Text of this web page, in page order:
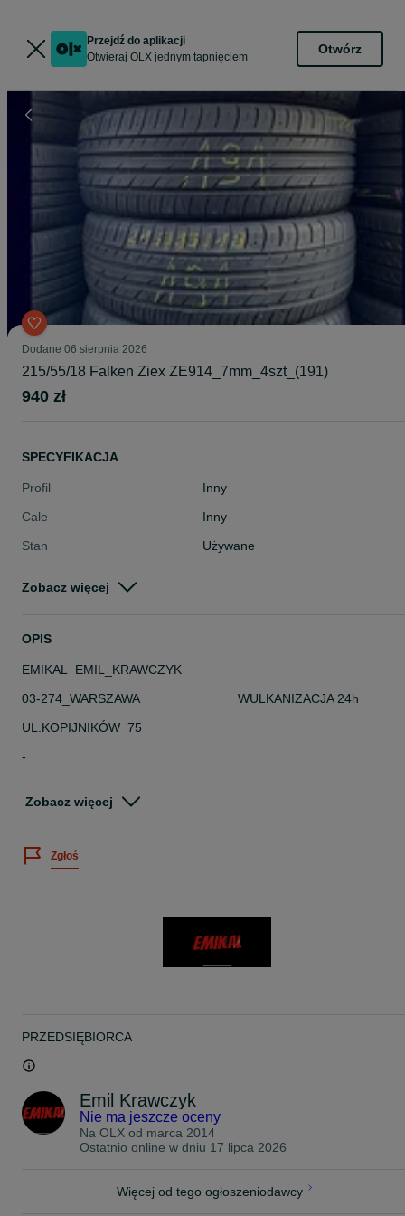
Przejdź do aplikacji
Otwieraj OLX jednym tapnięciem
Otwórz
Dodane 06 sierpnia 2026
215/55/18 Falken Ziex ZE914_7mm_4szt_(191)
940 zł
SPECYFIKACJA
Profil
Inny
Cale
Inny
Stan
Używane
Szerokość
Zobacz więcej
OPIS
EMIKAL EMIL_KRAWCZYK
03-274_WARSZAWA WULKANIZACJA 24h
UL.KOPIJNIKÓW 75
-
DANE TECHNICZNE
PRODUCENT : Falken
MODEL : Ziex ZE914
NOŚNOŚĆ : 95
UWAGI : Letnie !
BARDZO PROSIMY O KONTAKT TELEFONICZNY W CELU
UZYSKANIA ODPOWIEDZI NA PAŃSTWA PYTANIA, PONIEWAŻ
OTRZYMUJEMY CODZIENNIE BARDZO DUŻO WIADOMOŚCI I
NIE NA KAŻDĄ JESTEŚMY W STANIE ODPISAĆ ZE WZGLĘDU
POZOSTAŁE OBOWIĄZKI.
ZAPRASZAM PO ODBIÓR I BEZPŁATNY MONTAŻ
OPON 24 GODZINY NA DOBĘ 7 DNI W TYGODNIU W
TEL: 5 1 2 - 9 6 5 - 9 0 4
Zobacz więcej
Zgłoś
PRZEDSIĘBIORCA
Emil Krawczyk
Nie ma jeszcze oceny
Na OLX od marca 2014
Ostatnio online w dniu 17 lipca 2026
Więcej od tego ogłoszeniodawcy